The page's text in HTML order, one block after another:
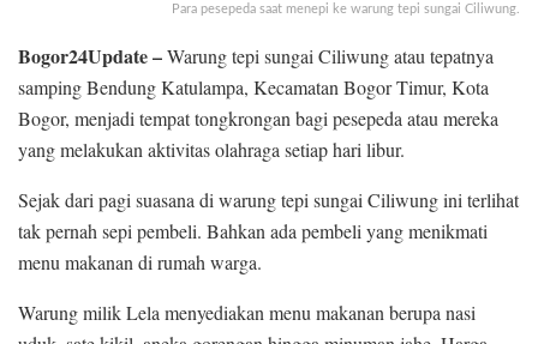
Para pesepeda saat menepi ke warung tepi sungai Ciliwung.
Bogor24Update –Warung tepi sungai Ciliwung atau tepatnya
samping Bendung Katulampa, Kecamatan Bogor Timur, Kota
Bogor, menjadi tempat tongkrongan bagi pesepeda atau mereka
yang melakukan aktivitas olahraga setiap hari libur.
Sejak dari pagi suasana di warung tepi sungai Ciliwung ini terlihat
tak pernah sepi pembeli. Bahkan ada pembeli yang menikmati
menu makanan di rumah warga.
Warung milik Lela menyediakan menu makanan berupa nasi